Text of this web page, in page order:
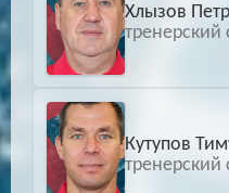
Хлызов Петр
тренерский
Кутупов
тренерский